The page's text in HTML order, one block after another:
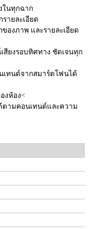
ในทุกฉาก
ายละเอียด
องภาพ และรายละเอียด
สียงรอบทิศทาง ชัดเจนทุก
นเทนต์จากสมาร์ตโฟนได้
งห้อง<
ตามคอนเทนต์และความ